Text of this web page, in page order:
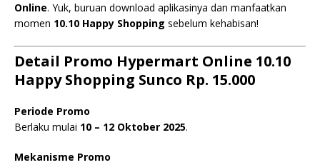
Online. Yuk, buruan download aplikasinya dan manfaatkan
momen 10.10 Happy Shopping sebelum kehabisan!
Detail Promo Hypermart Online 10.10
Happy Shopping Sunco Rp. 15.000
Periode Promo
Berlaku mulai 10 – 12 Oktober 2025.
Mekanisme Promo